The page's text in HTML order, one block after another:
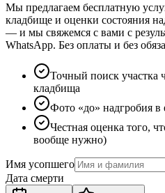
Мы предлагаем бесплатную
кладбище и оценки состояния
— и мы свяжемся с вами с
WhatsApp. Без оплаты и без
Точный поиск участка
кладбища
Фото «до» надгробия в
Честная оценка того,
вообще нужно)
Имя усопшего
Дата смерти